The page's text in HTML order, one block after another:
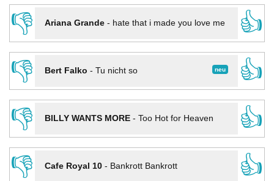
👎
Ariana Grande- hate that i made you love me
👍
👎
neu
Bert Falko - Tu nicht so
👍
👎
BILLY WANTS MORE- Too Hot for Heaven
👍
👎
Cafe Royal 10- Bankrott Bankrott
👍